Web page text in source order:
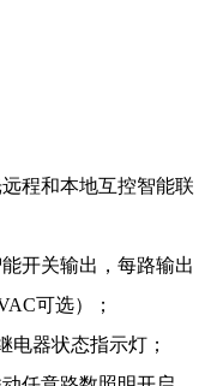
程和本地互控智能联
开关输出，每路输出
可选）；
电器状态指示灯；